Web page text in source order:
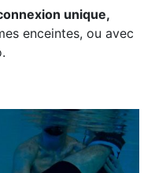
unique,
enceintes, ou avec